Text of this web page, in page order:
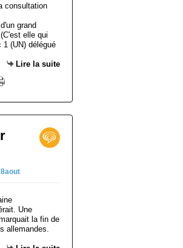
grand
elle qui
(UN) délégué
Lire la suite
Une
la fin de
allemandes.